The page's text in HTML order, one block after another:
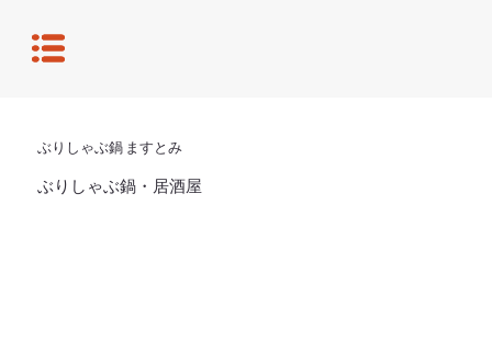
ぶりしゃぶ鍋 ますとみ
ぶりしゃぶ鍋・居酒屋